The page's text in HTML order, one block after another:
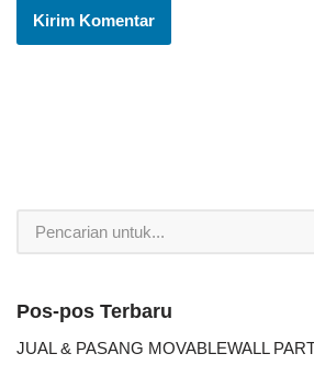
Pos-pos Terbaru
JUAL & PASANG MOVABLEWALL